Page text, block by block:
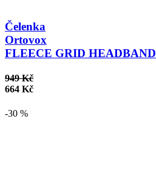
Čelenka
Ortovox
FLEECE GRID HEADBAND
949 Kč
664 Kč
-30 %